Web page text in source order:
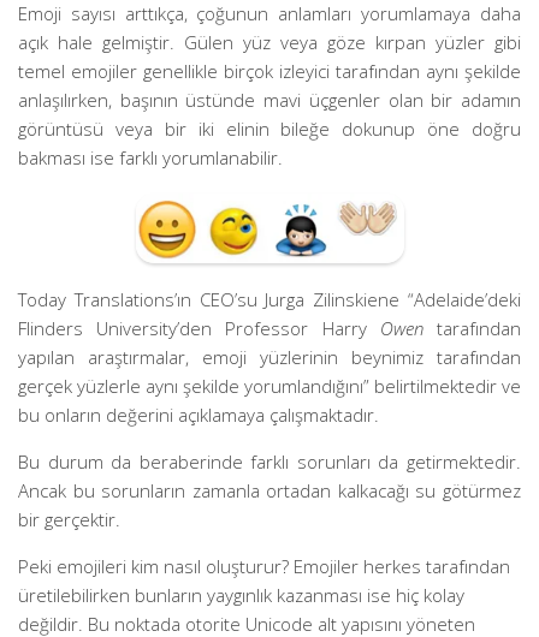
Emoji sayısı arttıkça, çoğunun anlamları yorumlamaya daha
açık hale gelmiştir. Gülen yüz veya göze kırpan yüzler gibi
temel emojiler genellikle birçok izleyici tarafından aynı şekilde
anlaşılırken, başının üstünde mavi üçgenler olan bir adamın
görüntüsü veya bir iki elinin bileğe dokunup öne doğru
bakması ise farklı yorumlanabilir.
Today Translations’ın CEO’su Jurga Zilinskiene “Adelaide’deki
Flinders University’den Professor Harry Owentarafından
yapılan araştırmalar, emoji yüzlerinin beynimiz tarafından
gerçek yüzlerle aynı şekilde yorumlandığını” belirtilmektedir ve
bu onların değerini açıklamaya çalışmaktadır.
Bu durum da beraberinde farklı sorunları da getirmektedir.
Ancak bu sorunların zamanla ortadan kalkacağı su götürmez
bir gerçektir.
Peki emojileri kim nasıl oluşturur? Emojiler herkes tarafından
üretilebilirken bunların yaygınlık kazanması ise hiç kolay
değildir. Bu noktada otorite Unicode alt yapısını yöneten